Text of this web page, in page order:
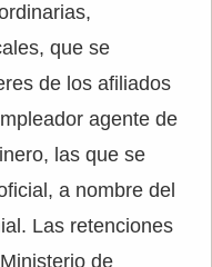
que se
de los afiliados
agente de
las que se
a nombre del
Las retenciones
de